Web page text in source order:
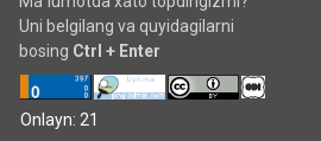
Uni belgilang va quyidagilarni
bosing Ctrl + Enter
Onlayn: 21